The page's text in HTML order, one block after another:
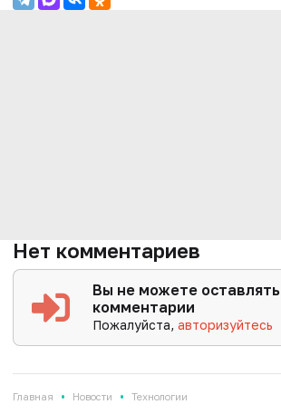
Нет комментариев
Вы не можете оставлять
комментарии
Пожалуйста,авторизуйтесь
Главная • Новости • Технологии